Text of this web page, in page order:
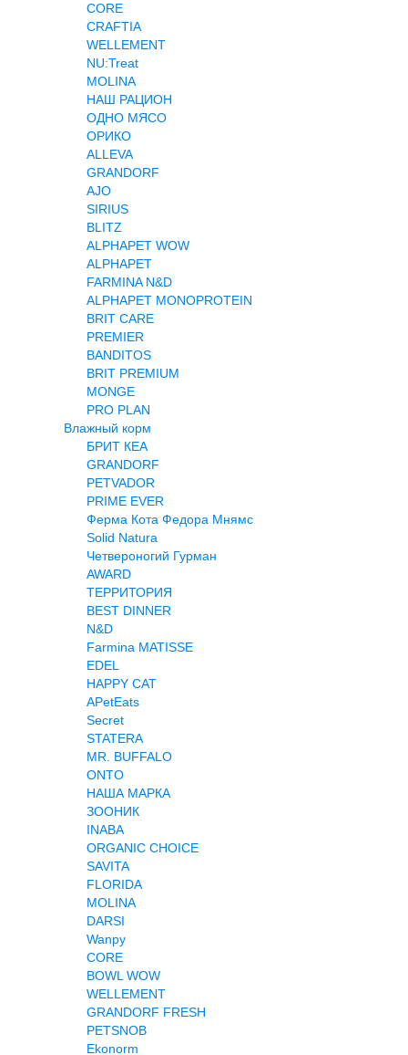
CORE
CRAFTIA
WELLEMENT
NU:Treat
MOLINA
НАШ РАЦИОН
ОДНО МЯСО
ОРИКО
ALLEVA
GRANDORF
AJO
SIRIUS
BLITZ
ALPHAPET WOW
ALPHAPET
FARMINA N&D
ALPHAPET MONOPROTEIN
BRIT CARE
PREMIER
BANDITOS
BRIT PREMIUM
MONGE
PRO PLAN
Влажный корм
БРИТ КЕА
GRANDORF
PETVADOR
PRIME EVER
Ферма Кота Федора Мнямс
Solid Natura
Четвероногий Гурман
AWARD
ТЕРРИТОРИЯ
BEST DINNER
N&D
Farmina MATISSE
EDEL
HAPPY CAT
APetEats
Secret
STATERA
MR. BUFFALO
ONTO
НАША МАРКА
ЗООНИК
INABA
ORGANIC CHOICE
SAVITA
FLORIDA
MOLINA
DARSI
Wanpy
CORE
BOWL WOW
WELLEMENT
GRANDORF FRESH
PETSNOB
Ekonorm